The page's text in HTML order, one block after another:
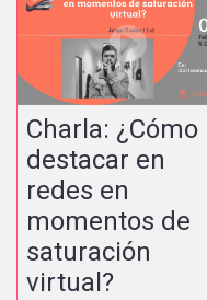
Charla: ¿Cómo
destacar en
redes en
momentos de
saturación
virtual?